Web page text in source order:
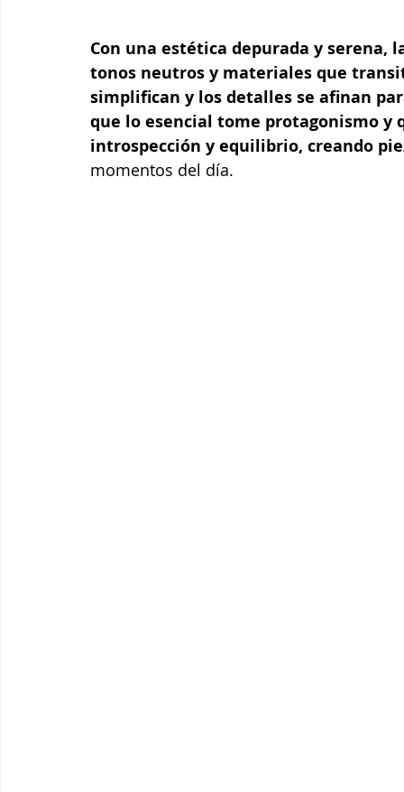
Con una estética depurada y
tonos neutros y materiales que
simplifican y los detalles se afinan
que lo esencial tome protagonismo y
introspección y equilibrio, creando
momentos del día.